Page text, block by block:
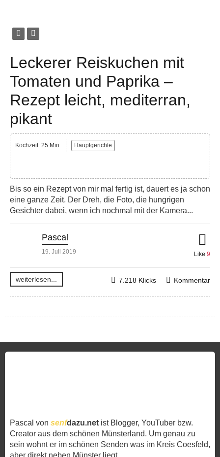
Leckerer Reiskuchen mit
Tomaten und Paprika –
Rezept leicht, mediterran,
pikant
Kochzeit: 25 Min. Hauptgerichte
Bis so ein Rezept von mir mal fertig ist, dauert es ja schon
eine ganze Zeit. Der Dreh, die Foto, die hungrigen
Gesichter dabei, wenn ich nochmal mit der Kamera...
Pascal
19. Juli 2019 Like 9
weiterlesen... Kommentar
7.218 Klicks
Pascal von senfdazu.net ist Blogger, YouTuber bzw.
Creator aus dem schönen Münsterland. Um genau zu
sein wohnt er im schönen Senden was im Kreis Coesfeld,
aber direkt neben Münster liegt.